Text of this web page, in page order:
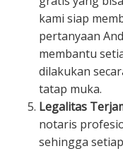
kami siap
pertanyaan
membantu
dilakukan
tatap muka.
Legalitas
notaris
sehingga